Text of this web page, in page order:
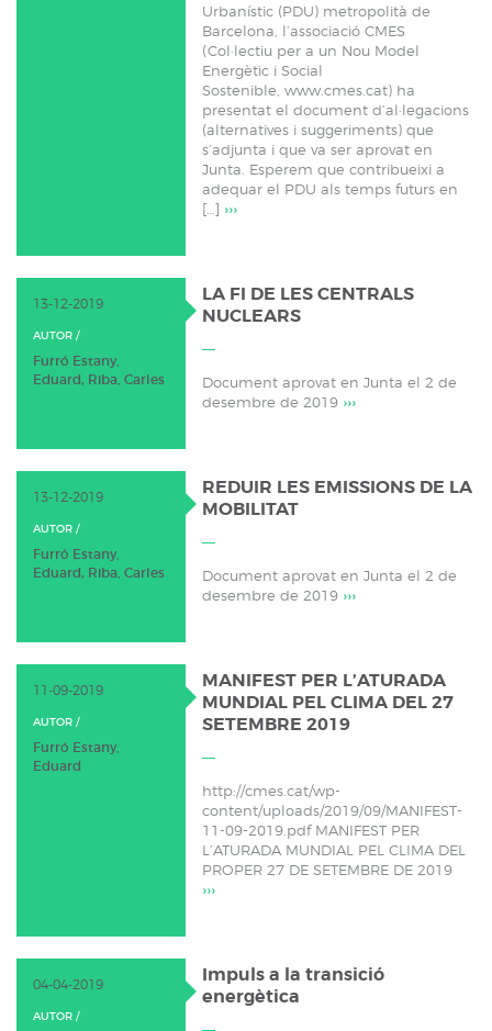
Urbanístic (PDU) metropolità de
Barcelona, l’associació CMES
(Col·lectiu per a un Nou Model
Energètic i Social
Sostenible, www.cmes.cat) ha
presentat el document d’al·legacions
(alternatives i suggeriments) que
s’adjunta i que va ser aprovat en
Junta. Esperem que contribueixi a
adequar el PDU als temps futurs en
[…] ›››
13-12-2019
AUTOR /
Furró Estany,
Eduard, Riba, Carles
LA FI DE LES CENTRALS
NUCLEARS
Document aprovat en Junta el 2 de
desembre de 2019 ›››
13-12-2019
AUTOR /
Furró Estany,
Eduard, Riba, Carles
REDUIR LES EMISSIONS DE LA
MOBILITAT
Document aprovat en Junta el 2 de
desembre de 2019 ›››
11-09-2019
AUTOR /
Furró Estany,
Eduard
MANIFEST PER L’ATURADA
MUNDIAL PEL CLIMA DEL 27
SETEMBRE 2019
http://cmes.cat/wp-
content/uploads/2019/09/MANIFEST-
11-09-2019.pdf MANIFEST PER
L’ATURADA MUNDIAL PEL CLIMA DEL
PROPER 27 DE SETEMBRE DE 2019
›››
04-04-2019
AUTOR /
Impuls a la transició
energètica